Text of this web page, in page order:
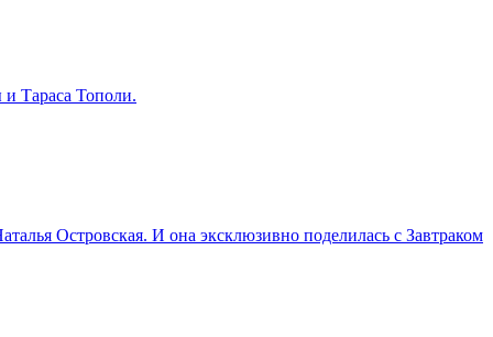
и Тараса Тополи.
Островская. И она эксклюзивно поделилась с Завтраком